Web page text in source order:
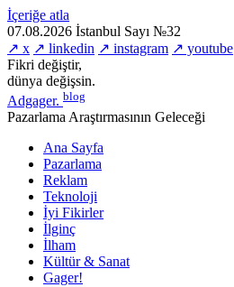
İçeriğe atla
07.08.2026 İstanbul Sayı №32
↗ x ↗ linkedin ↗ instagram ↗ youtube
Fikri değiştir,
dünya değişsin.
Adgager. blog
Pazarlama Araştırmasının Geleceği
Ana Sayfa
Pazarlama
Reklam
Teknoloji
İyi Fikirler
İlginç
İlham
Kültür & Sanat
Gager!